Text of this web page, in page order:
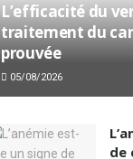
L’efficacité du
traitement du
prouvée
05/08/2026
de